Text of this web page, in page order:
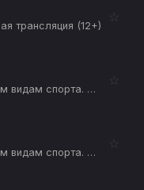
трансляция (12+)
☆
Чемпионат Европы по водным видам спорта. Прыжки в воду. Мужчины. Вышка. Трансляция из Франции. Прямая трансляция (12+)
☆
Чемпионат Европы по водным видам спорта. Прыжки в воду. Мужчины. Вышка. Трансляция из Франции. Прямая трансляция (12+)
☆